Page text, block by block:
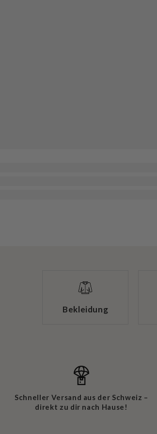
Bekleidung
Schneller Versand aus der Schweiz –
direkt zu dir nach Hause!